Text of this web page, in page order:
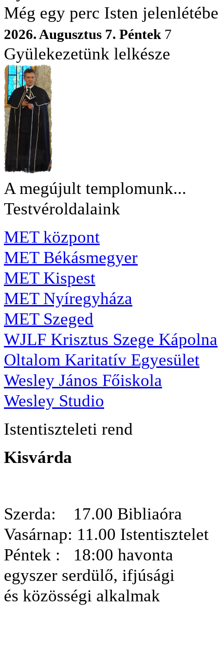
Még egy perc Isten
2026. Augusztus 7. Péntek 7
Gyülekezetünk lelkésze
A megújult templomunk...
Testvéroldalaink
MET központ
MET Békásmegyer
MET Kispest
MET Nyíregyháza
MET Szeged
WJLF Krisztus Szege Kápolna
Oltalom Karitatív Egyesület
Wesley János Főiskola
Wesley Studio
Istentiszteleti rend
Kisvárda
Szerda: 17.00 Bibliaóra
Vasárnap: 11.00 Istentisztelet
Péntek :
18:00 havonta
egyszer serdülő, ifjúsági
és közösségi alkalmak